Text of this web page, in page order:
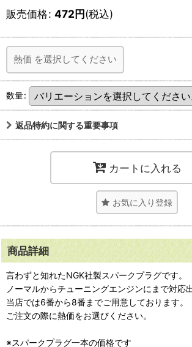
販売価格: 472円(税込)
熱価 を選択してください
数量:
返品特約に関する重要事項
カートに入れる
お気に入り登録
商品詳細
言わずと知れたNGK社製スパークプラグです。
ノーマルからチューニングエンジンにまで対応
当店では6番から8番までご用意しております。
ご注文の際に熱価をお選びください。
※スパークプラグ一本の価格です